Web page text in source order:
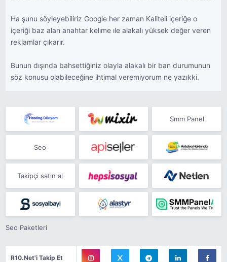
Ha şunu söyleyebiliriz Google her zaman Kaliteli içeriğe o
içeriği baz alan anahtar kelıme ıle alakalı yüksek değer veren
reklamlar çıkarır.
Bunun dışında bahsettiğiniz olayla alakalı bir ban durumunun
söz konusu olabileceğine ihtimal veremiyorum ne yazıkki.
Smm Panel
Seo
Takipçi satın al
Seo Paketleri
R10.Net'i Takip Et